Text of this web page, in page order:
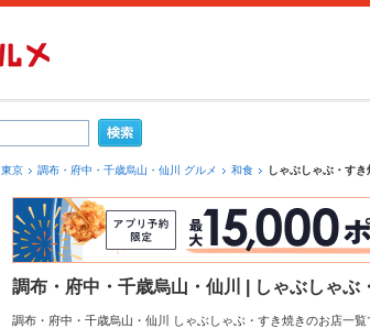
東京 調布・府中・千歳烏山・仙川 グルメ 和食 しゃぶしゃぶ・すき
調布・府中・千歳烏山・仙川 | しゃぶしゃぶ
調布・府中・千歳烏山・仙川 しゃぶしゃぶ・すき焼きのお店一